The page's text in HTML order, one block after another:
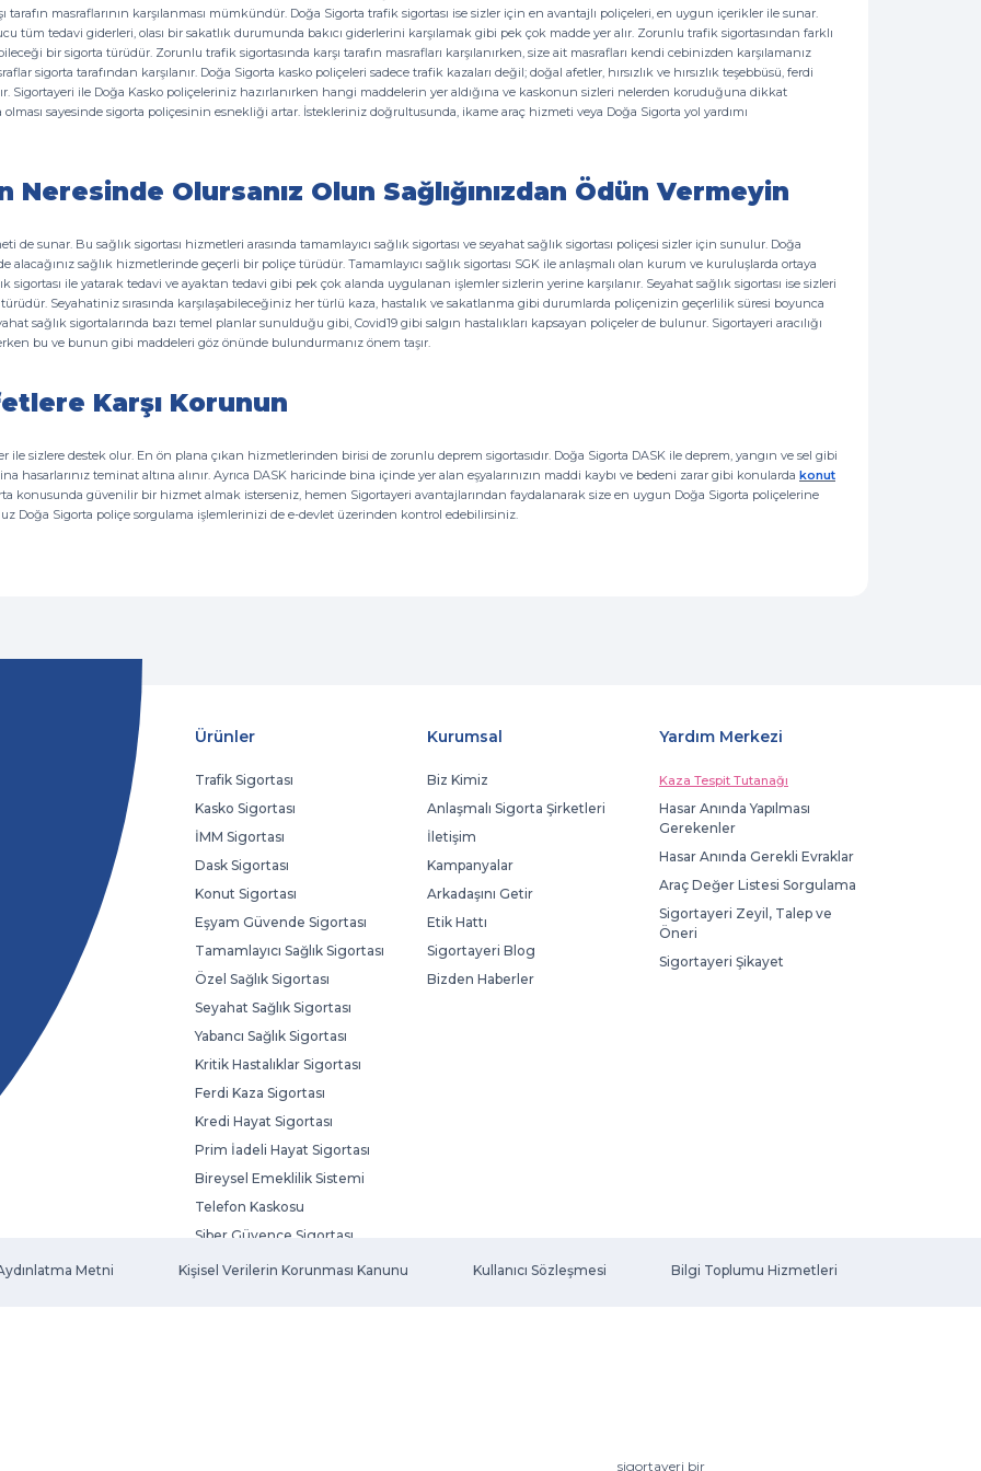
tarafın masraflarının karşılanması mümkündür. Doğa Sigorta trafik sigortası ise sizler için en avantajlı poliçeleri, en uygun içerikler ile sunar.
tüm tedavi giderleri, olası bir sakatlık durumunda bakıcı giderlerini karşılamak gibi pek çok madde yer alır. Zorunlu trafik sigortasından farklı
bir sigorta türüdür. Zorunlu trafik sigortasında karşı tarafın masrafları karşılanırken, size ait masrafları kendi cebinizden karşılamanız
sigorta tarafından karşılanır. Doğa Sigorta kasko poliçeleri sadece trafik kazaları değil; doğal afetler, hırsızlık ve hırsızlık teşebbüsü, ferdi
Sigortayeri ile Doğa Kasko poliçeleriniz hazırlanırken hangi maddelerin yer aldığına ve kaskonun sizleri nelerden koruduğuna dikkat
sayesinde sigorta poliçesinin esnekliği artar. İstekleriniz doğrultusunda, ikame araç hizmeti veya Doğa Sigorta yol yardımı
Olursanız Olun Sağlığınızdan Ödün Vermeyin
de sunar. Bu sağlık sigortası hizmetleri arasında tamamlayıcı sağlık sigortası ve seyahat sağlık sigortası poliçesi sizler için sunulur. Doğa
alacağınız sağlık hizmetlerinde geçerli bir poliçe türüdür. Tamamlayıcı sağlık sigortası SGK ile anlaşmalı olan kurum ve kuruluşlarda ortaya
sigortası ile yatarak tedavi ve ayaktan tedavi gibi pek çok alanda uygulanan işlemler sizlerin yerine karşılanır. Seyahat sağlık sigortası ise sizleri
türüdür. Seyahatiniz sırasında karşılaşabileceğiniz her türlü kaza, hastalık ve sakatlanma gibi durumlarda poliçenizin geçerlilik süresi boyunca
sağlık sigortalarında bazı temel planlar sunulduğu gibi, Covid19 gibi salgın hastalıkları kapsayan poliçeler de bulunur. Sigortayeri aracılığı
bu ve bunun gibi maddeleri göz önünde bulundurmanız önem taşır.
Karşı Korunun
sizlere destek olur. En ön plana çıkan hizmetlerinden birisi de zorunlu deprem sigortasıdır. Doğa Sigorta DASK ile deprem, yangın ve sel gibi
teminat altına alınır. Ayrıca DASK haricinde bina içinde yer alan eşyalarınızın maddi kaybı ve bedeni zarar gibi konularda konut
konusunda güvenilir bir hizmet almak isterseniz, hemen Sigortayeri avantajlarından faydalanarak size en uygun Doğa Sigorta poliçelerine
Doğa Sigorta poliçe sorgulama işlemlerinizi de e-devlet üzerinden kontrol edebilirsiniz.
Ürünler
Trafik Sigortası
Kasko Sigortası
İMM Sigortası
Dask Sigortası
Konut Sigortası
Eşyam Güvende Sigortası
Tamamlayıcı Sağlık Sigortası
Özel Sağlık Sigortası
Seyahat Sağlık Sigortası
Yabancı Sağlık Sigortası
Kritik Hastalıklar Sigortası
Ferdi Kaza Sigortası
Kredi Hayat Sigortası
Prim İadeli Hayat Sigortası
Bireysel Emeklilik Sistemi
Telefon Kaskosu
Siber Güvence Sigortası
Evcil Hayvan Sigortası
Kurumsal
Biz Kimiz
Anlaşmalı Sigorta Şirketleri
İletişim
Kampanyalar
Arkadaşını Getir
Etik Hattı
Sigortayeri Blog
Bizden Haberler
Yardım Merkezi
Kaza Tespit Tutanağı
Hasar Anında Yapılması
Gerekenler
Hasar Anında Gerekli Evraklar
Araç Değer Listesi Sorgulama
Sigortayeri Zeyil, Talep ve
Öneri
Sigortayeri Şikayet
Metni Kişisel Verilerin Korunması Kanunu Kullanıcı Sözleşmesi Bilgi Toplumu Hizmetleri
sigortayeri bir